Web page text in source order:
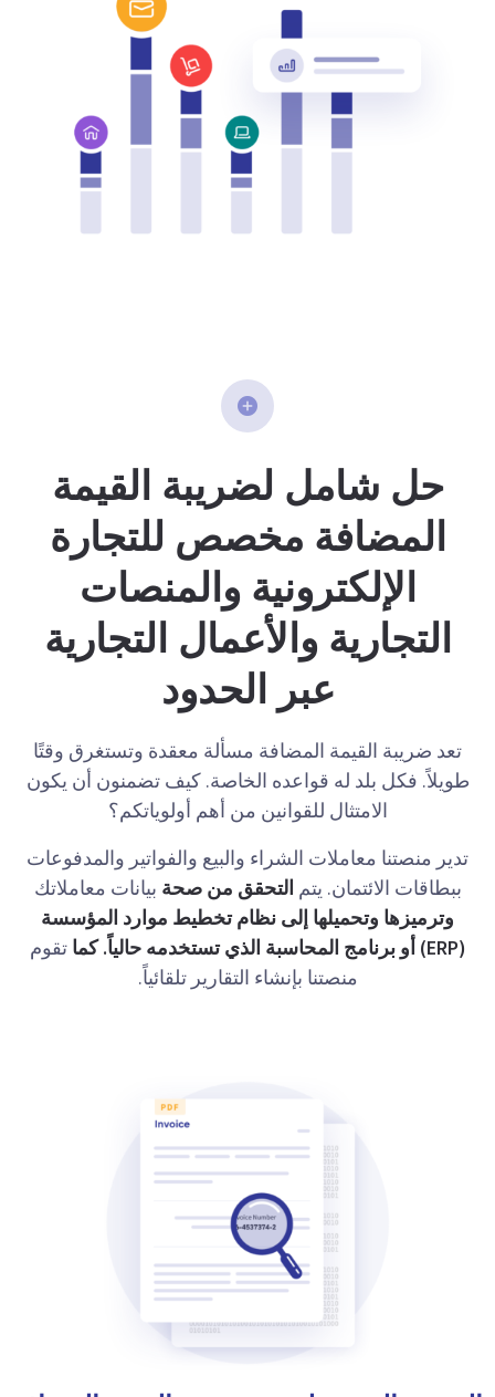
حل شامل لضريبة القيمة
المضافة مخصص للتجارة
الإلكترونية والمنصات
التجارية والأعمال التجارية
عبر الحدود
تعد ضريبة القيمة المضافة مسألة معقدة وتستغرق وقتًا
طويلاً. فكل بلد له قواعده الخاصة. كيف تضمنون أن يكون
الامتثال للقوانين من أهم أولوياتكم؟
تدير منصتنا معاملات الشراء والبيع والفواتير والمدفوعات
ببطاقات الائتمان. يتمالتحقق من صحةبيانات معاملاتك
وترميزها وتحميلها إلى نظام تخطيط موارد المؤسسة
تقوم
منصتنا بإنشاء التقارير تلقائياً.